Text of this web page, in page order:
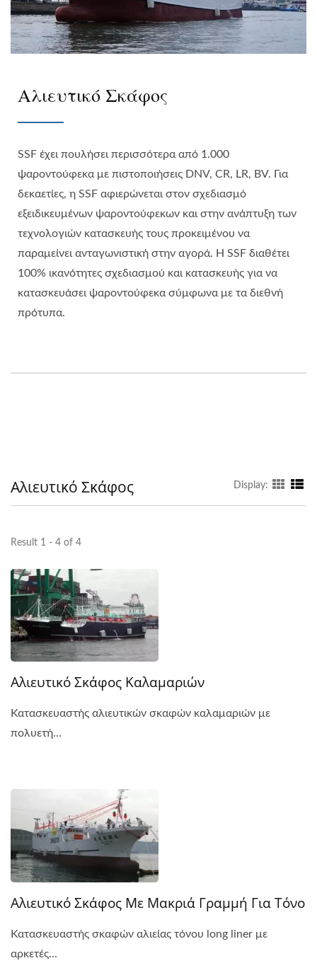
Αλιευτικό Σκάφος
SSF έχει πουλήσει περισσότερα από 1.000
ψαροντούφεκα με πιστοποιήσεις DNV, CR, LR, BV. Για
δεκαετίες, η SSF αφιερώνεται στον σχεδιασμό
εξειδικευμένων ψαροντούφεκων και στην ανάπτυξη των
τεχνολογιών κατασκευής τους προκειμένου να
παραμείνει ανταγωνιστική στην αγορά. Η SSF διαθέτει
100% ικανότητες σχεδιασμού και κατασκευής για να
κατασκευάσει ψαροντούφεκα σύμφωνα με τα διεθνή
πρότυπα.
Αλιευτικό Σκάφος Display:
Result 1 - 4 of 4
Αλιευτικό Σκάφος Καλαμαριών
Κατασκευαστής αλιευτικών σκαφών καλαμαριών με
πολυετή...
Αλιευτικό Σκάφος Με Μακριά Γραμμή Για Τόνο
Κατασκευαστής σκαφών αλιείας τόνου long liner με
αρκετές...